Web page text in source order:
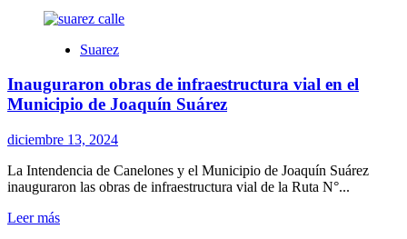
sobre
final
los
Talleres
de
Formación
Cultural
de
la
Cultura
Suarez
Inauguraron obras de infraestructura vial en el
Municipio de Joaquín Suárez
diciembre 13, 2024
La Intendencia de Canelones y el Municipio de Joaquín Suárez
inauguraron las obras de infraestructura vial de la Ruta N°...
Leer másLeer